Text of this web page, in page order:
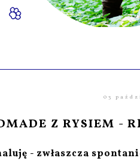
03
Z RYSIEM -
- zwłaszcza